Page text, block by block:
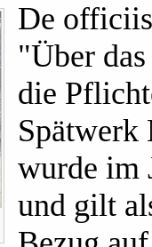
De
"Über
die
Spätwerk
wurde im
und gilt